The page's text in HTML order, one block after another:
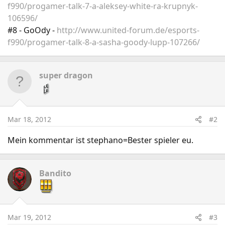
f990/progamer-talk-7-a-aleksey-white-ra-krupnyk-
106596/
#8 - GoOdy - http://www.united-forum.de/esports-
f990/progamer-talk-8-a-sasha-goody-lupp-107266/
super dragon
Mar 18, 2012 #2
Mein kommentar ist stephano=Bester spieler eu.
Bandito
Mar 19, 2012 #3